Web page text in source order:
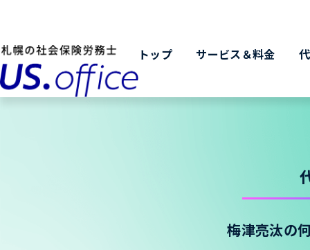
トップ サービス＆料金
梅津亮汰の